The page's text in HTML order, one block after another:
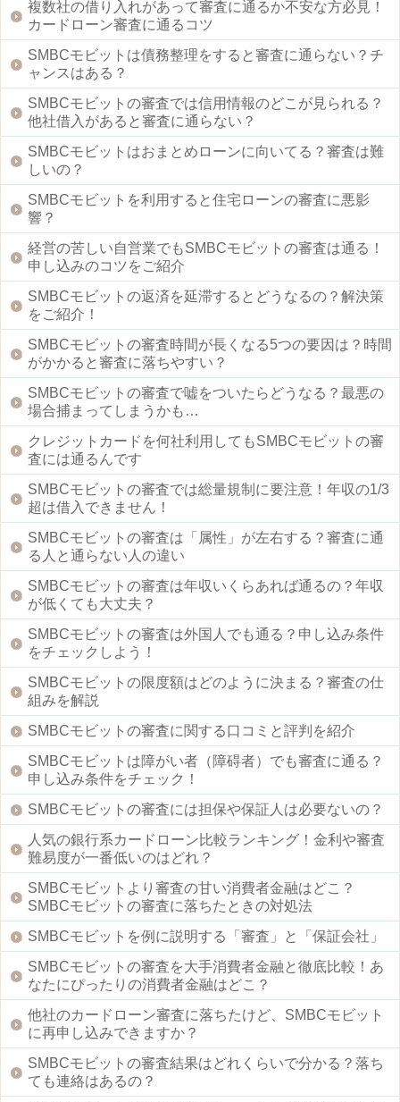
複数社の借り入れがあって審査に通るか不安な方必見！
カードローン審査に通るコツ
SMBCモビットは債務整理をすると審査に通らない？チ
ャンスはある？
SMBCモビットの審査では信用情報のどこが見られる？
他社借入があると審査に通らない？
SMBCモビットはおまとめローンに向いてる？審査は難
しいの？
SMBCモビットを利用すると住宅ローンの審査に悪影
響？
経営の苦しい自営業でもSMBCモビットの審査は通る！
申し込みのコツをご紹介
SMBCモビットの返済を延滞するとどうなるの？解決策
をご紹介！
SMBCモビットの審査時間が長くなる5つの要因は？時間
がかかると審査に落ちやすい？
SMBCモビットの審査で嘘をついたらどうなる？最悪の
場合捕まってしまうかも…
クレジットカードを何社利用してもSMBCモビットの審
査には通るんです
SMBCモビットの審査では総量規制に要注意！年収の1/3
超は借入できません！
SMBCモビットの審査は「属性」が左右する？審査に通
る人と通らない人の違い
SMBCモビットの審査は年収いくらあれば通るの？年収
が低くても大丈夫？
SMBCモビットの審査は外国人でも通る？申し込み条件
をチェックしよう！
SMBCモビットの限度額はどのように決まる？審査の仕
組みを解説
SMBCモビットの審査に関する口コミと評判を紹介
SMBCモビットは障がい者（障碍者）でも審査に通る？
申し込み条件をチェック！
SMBCモビットの審査には担保や保証人は必要ないの？
人気の銀行系カードローン比較ランキング！金利や審査
難易度が一番低いのはどれ？
SMBCモビットより審査の甘い消費者金融はどこ？
SMBCモビットの審査に落ちたときの対処法
SMBCモビットを例に説明する「審査」と「保証会社」
SMBCモビットの審査を大手消費者金融と徹底比較！あ
なたにぴったりの消費者金融はどこ？
他社のカードローン審査に落ちたけど、SMBCモビット
に再申し込みできますか？
SMBCモビットの審査結果はどれくらいで分かる？落ち
ても連絡はあるの？